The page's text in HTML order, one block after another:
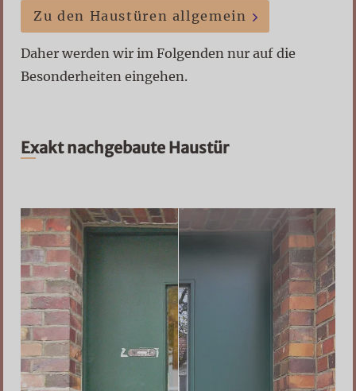
Zu den Haustüren allgemein
Daher werden wir im Folgenden nur auf die
Besonderheiten eingehen.
Exakt nachgebaute Haustür